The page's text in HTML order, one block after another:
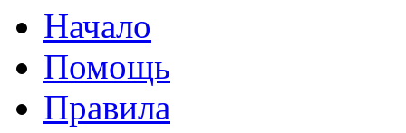
Начало
Помощь
Правила